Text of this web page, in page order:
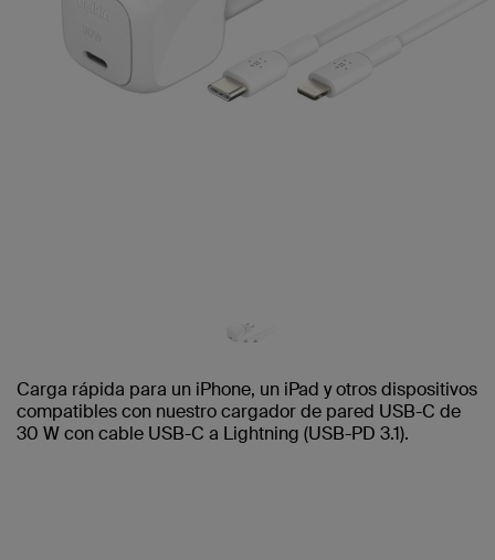
Carga rápida para un iPhone, un iPad y otros dispositivos
compatibles con nuestro cargador de pared USB-C de
30 W con cable USB-C a Lightning (USB-PD 3.1).